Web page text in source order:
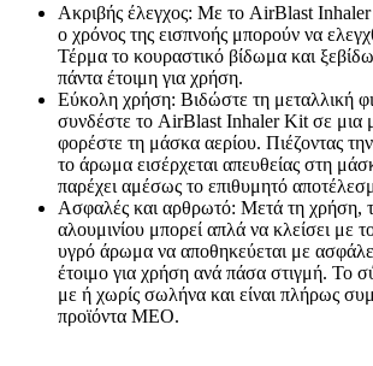
Ακριβής έλεγχος: Με το AirBlast
ο χρόνος της εισπνοής μπορούν να
Τέρμα το κουραστικό βίδωμα και
πάντα έτοιμη για χρήση.
Εύκολη χρήση: Βιδώστε τη μεταλλική
συνδέστε το AirBlast Inhaler Kit σε μια
φορέστε τη μάσκα αερίου. Πιέζοντας
το άρωμα εισέρχεται απευθείας στη
παρέχει αμέσως το επιθυμητό
Ασφαλές και αρθρωτό: Μετά τη χρήση,
αλουμινίου μπορεί απλά να κλείσει με
υγρό άρωμα να αποθηκεύεται με
έτοιμο για χρήση ανά πάσα στιγμή. Το
με ή χωρίς σωλήνα και είναι πλήρως
προϊόντα MEO.